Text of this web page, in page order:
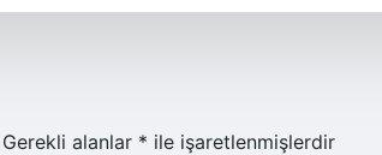
Gerekli alanlar * ile işaretlenmişlerdir